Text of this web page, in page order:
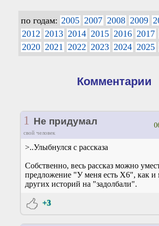
по годам: 2005 2007 2008 2009
2012 2013 2014 2015 2016 2017
2020 2021 2022 2023 2024 2025
Комментарии
1 Не придумал
свой человек
>..Улыбнулся с рассказа
Собственно, весь рассказ можно
предложение "У меня есть Х6", как и
других историй на "задолбали".
+3